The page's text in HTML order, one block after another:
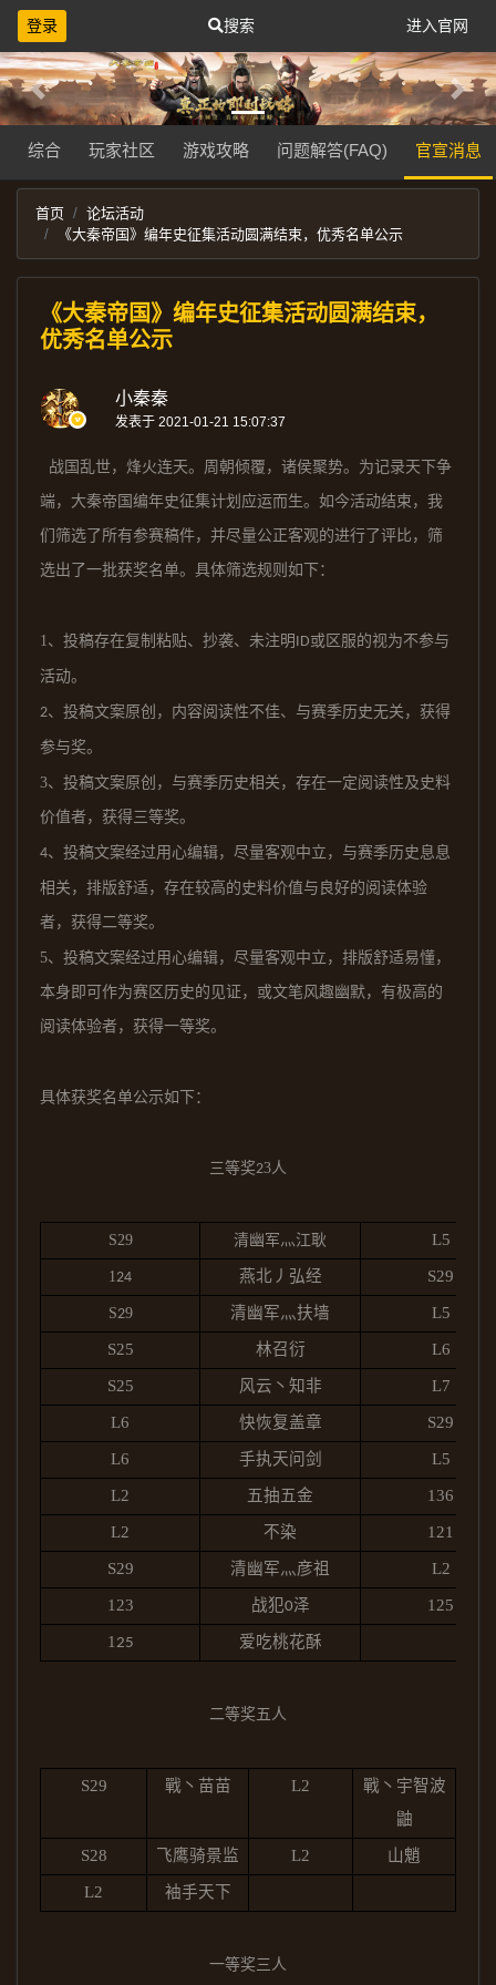
登录 搜索 进入官网
Previous Next
综合 玩家社区 游戏攻略 问题解答(FAQ) 官宣消息
首页
论坛活动
《大秦帝国》编年史征集活动圆满结束，优秀名单公示
《大秦帝国》编年史征集活动圆满结束，
优秀名单公示
小秦秦
发表于 2021-01-21 15:07:37
战国乱世，烽火连天。周朝倾覆，诸侯聚势。为记录天下争
端，大秦帝国编年史征集计划应运而生。如今活动结束，我
们筛选了所有参赛稿件，并尽量公正客观的进行了评比，筛
选出了一批获奖名单。具体筛选规则如下：
1 、投稿存在复制粘贴、抄袭、未注明 ID或区服的视为不参与
活动。
2、投稿文案原创，内容阅读性不佳、与赛季历史无关，获得
参与奖。
3、投稿文案原创，与赛季历史相关，存在一定阅读性及史料
价值者，获得三等奖。
4、投稿文案经过用心编辑，尽量客观中立，与赛季历史息息
相关，排版舒适，存在较高的史料价值与良好的阅读体验
者，获得二等奖。
5、投稿文案经过用心编辑，尽量客观中立，排版舒适易懂，
本身即可作为赛区历史的见证，或文笔风趣幽默，有极高的
阅读体验者，获得一等奖。
具体获奖名单公示如下：
三等奖23 人
S29 清幽军灬江耿 L5
124 燕北丿弘经 S29
S29 清幽军灬扶墙 L5
S25 林召衍 L6
S25 风云丶知非 L7
L6 快恢复盖章 S29
L6 手执天问剑 L5
L2 五抽五金 136
L2 不染 121
S29 清幽军灬彦祖 L2
123 战犯0泽 125
1 25 爱吃桃花酥
二等奖五人
S29 戰丶苗苗 L2
戰丶宇智波
鼬
S28 飞鹰骑景监 L2 山魈
L2 袖手天下
一等奖三人